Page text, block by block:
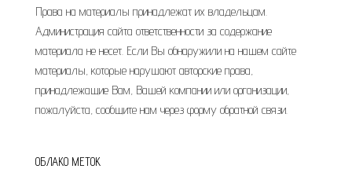
Права на материалы принадлежат их владельцам.
Администрация сайта ответственности за содержание
материала не несет. Если Вы обнаружили на нашем сайте
материалы, которые нарушают авторские права,
принадлежащие Вам, Вашей компании или организации,
пожалуйста, сообщите нам через форму обратной связи.
ОБЛАКО МЕТОК